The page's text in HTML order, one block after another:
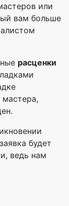
или
вам больше
расценки
будет
ведь нам